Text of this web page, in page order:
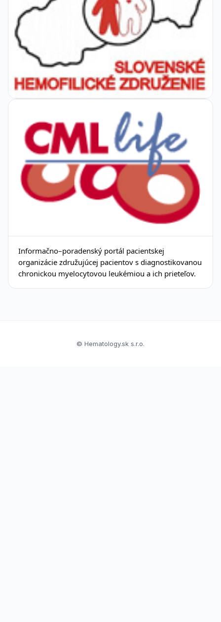
Informačno–poradenský portál pacientskej
organizácie združujúcej pacientov s diagnostikovanou
chronickou myelocytovou leukémiou a ich prieteľov.
© Hematology.sk s.r.o.